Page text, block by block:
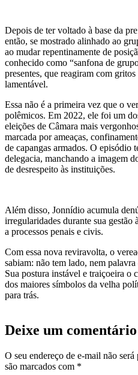
Depois de ter voltado à base da
então, se mostrado alinhado ao
ao mudar repentinamente de
conhecido como “sanfona de
presentes, que reagiram com
lamentável.
Essa não é a primeira vez que o
polêmicos. Em 2022, ele foi um
eleições de Câmara mais
marcada por ameaças,
de capangas armados. O episódio
delegacia, manchando a imagem
de desrespeito às instituições.
Além disso, Jonnídio acumula
irregularidades durante sua gestão
a processos penais e civis.
Com essa nova reviravolta, o
sabiam: não tem lado, nem
Sua postura instável e traiçoeira o
dos maiores símbolos da velha
para trás.
Deixe um comentário
O seu endereço de e-mail não será
são marcados com *